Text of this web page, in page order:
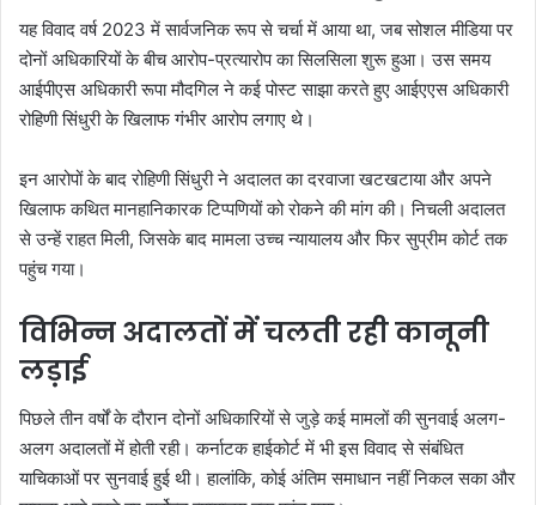
यह विवाद वर्ष 2023 में सार्वजनिक रूप से चर्चा में आया था, जब सोशल मीडिया पर
दोनों अधिकारियों के बीच आरोप-प्रत्यारोप का सिलसिला शुरू हुआ। उस समय
आईपीएस अधिकारी रूपा मौदगिल ने कई पोस्ट साझा करते हुए आईएएस अधिकारी
रोहिणी सिंधुरी के खिलाफ गंभीर आरोप लगाए थे।
इन आरोपों के बाद रोहिणी सिंधुरी ने अदालत का दरवाजा खटखटाया और अपने
खिलाफ कथित मानहानिकारक टिप्पणियों को रोकने की मांग की। निचली अदालत
से उन्हें राहत मिली, जिसके बाद मामला उच्च न्यायालय और फिर सुप्रीम कोर्ट तक
पहुंच गया।
विभिन्न अदालतों में चलती रही कानूनी
लड़ाई
पिछले तीन वर्षों के दौरान दोनों अधिकारियों से जुड़े कई मामलों की सुनवाई अलग-
अलग अदालतों में होती रही। कर्नाटक हाईकोर्ट में भी इस विवाद से संबंधित
याचिकाओं पर सुनवाई हुई थी। हालांकि, कोई अंतिम समाधान नहीं निकल सका और